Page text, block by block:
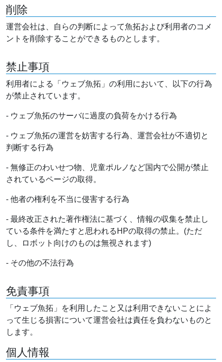
削除
運営会社は、自らの判断によって魚拓および利用者のコメ
ントを削除することができるものとします。
禁止事項
利用者による「ウェブ魚拓」の利用において、以下の行為
が禁止されています。
- ウェブ魚拓のサーバに過度の負荷をかける行為
- ウェブ魚拓の運営を妨害する行為、運営会社が不適切と
判断する行為
- 無修正のわいせつ物、児童ポルノなど国内で公開が禁止
されているページの取得。
- 他者の権利を不当に侵害する行為
- 最終改正された著作権法に基づく、情報の収集を禁止し
ている条件を満たすと思われるHPの取得の禁止。(ただ
し、ロボット向けのものは無視されます)
- その他の不法行為
免責事項
「ウェブ魚拓」を利用したこと又は利用できないことによ
って生じる損害について運営会社は責任を負わないものと
します。
個人情報